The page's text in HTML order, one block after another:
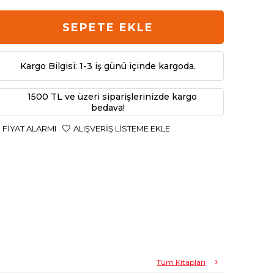
SEPETE EKLE
Kargo Bilgisi: 1-3 iş günü içinde kargoda.
1500 TL ve üzeri siparişlerinizde kargo
bedava!
FIYAT ALARMI ALIŞVERIŞ LISTEME EKLE
Tüm Kitapları